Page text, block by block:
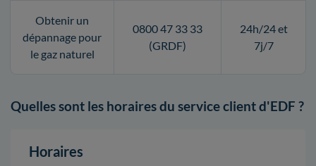
Obtenir un
dépannage pour
le gaz naturel
0800 47 33 33
(GRDF)
24h/24 et
7j/7
Quelles sont les horaires du service client d'EDF ?
Horaires